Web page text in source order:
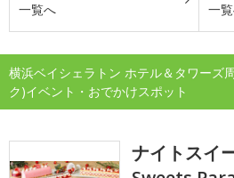
一覧へ
一
横浜ベイシェラトン ホテル＆タワーズ
ク)イベント・おでかけスポット
ナイトスイ